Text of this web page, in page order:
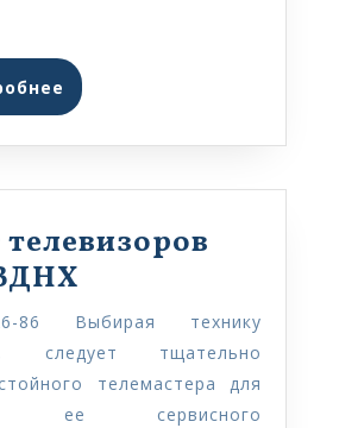
Подробнее
телевизоров
метро
ВДНХ
26-86 Выбирая технику
следует тщательно
телемастера для
ее сервисного